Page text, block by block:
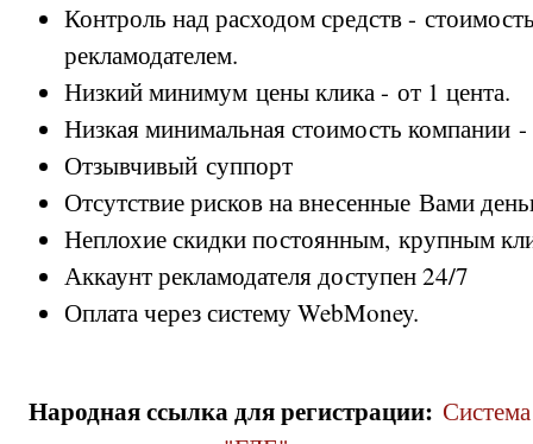
Контроль над расходом средств -
рекламодателем.
Низкий минимум цены клика - от 1 цента.
Низкая минимальная стоимость компании
Отзывчивый суппорт
Отсутствие рисков на внесенные Вами
Неплохие скидки постоянным, крупным
Аккаунт рекламодателя доступен 24/7
Оплата через систему WebMoney.
Народная ссылка для регистрации: